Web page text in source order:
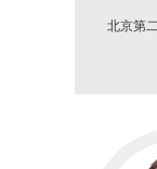
北京第